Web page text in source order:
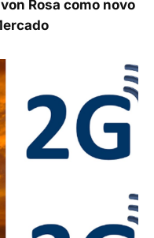
Rosa como novo